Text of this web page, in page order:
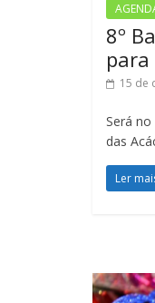
8º
15 de
Será
das
Ler